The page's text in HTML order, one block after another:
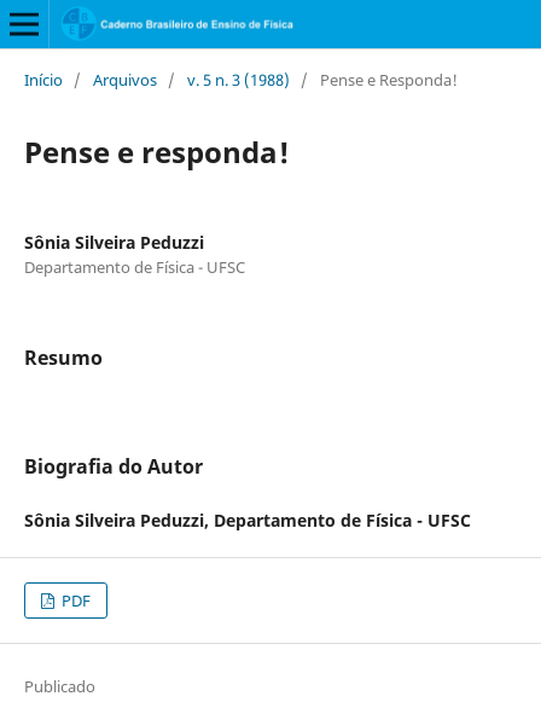
Início / Arquivos / v. 5 n. 3 (1988) / Pense e Responda!
Pense e responda!
Sônia Silveira Peduzzi
Departamento de Física - UFSC
Resumo
Biografia do Autor
Sônia Silveira Peduzzi, Departamento de Física - UFSC
PDF
Publicado